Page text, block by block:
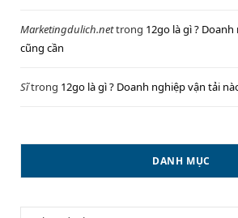
Marketingdulich.nettrong 12go là gì ?
cũng cần
Sĩtrong 12go là gì ? Doanh nghiệp vận tải
DANH MỤC